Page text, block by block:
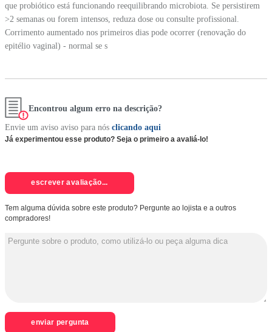
que probiótico está funcionando reequilibrando microbiota. Se persistirem
>2 semanas ou forem intensos, reduza dose ou consulte profissional.
Corrimento aumentado nos primeiros dias pode ocorrer (renovação do
epitélio vaginal) - normal se s
Encontrou algum erro na descrição?
Envie um aviso aviso para nós clicando aqui
Já experimentou esse produto? Seja o primeiro a avaliá-lo!
escrever avaliação...
Tem alguma dúvida sobre este produto? Pergunte ao lojista e a outros
compradores!
enviar pergunta